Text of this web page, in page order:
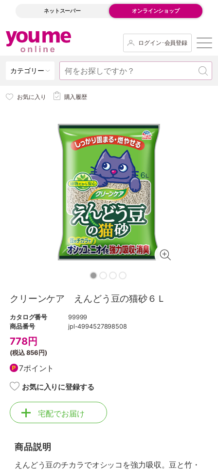
ネットスーパー オンラインショップ
ログイン･会員登録
カテゴリー
お気に入り 購入履歴
クリーンケア えんどう豆の猫砂６Ｌ
カタログ番号
99999
商品番号
jpl-4994527898508
778円
(税込856円)
7ポイント
お気に入りに登録する
宅配でお届け
商品説明
えんどう豆のチカラでオシッコを強力吸収。豆と竹・